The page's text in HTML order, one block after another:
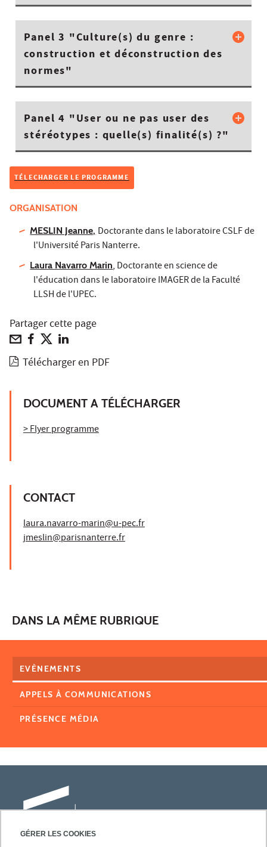
GÉRER LES COOKIES
Panel 3 "Culture(s) du genre :
construction et déconstruction des
normes"
Panel 4 "User ou ne pas user des
stéréotypes : quelle(s) finalité(s) ?"
TÉLECHARGER LE PROGRAMME
ORGANISATION
MESLIN Jeanne, Doctorante dans le laboratoire CSLF de
l'Université Paris Nanterre.
Laura Navarro Marin, Doctorante en science de
l'éducation dans le laboratoire IMAGER de la Faculté
LLSH de l'UPEC.
Partager cette page
Télécharger en PDF
DOCUMENT A TÉLÉCHARGER
> Flyer programme
CONTACT
laura.navarro-marin@u-pec.fr
jmeslin@parisnanterre.fr
DANS LA MÊME RUBRIQUE
EVÈNEMENTS
APPELS À COMMUNICATIONS
PRÉSENCE MÉDIA